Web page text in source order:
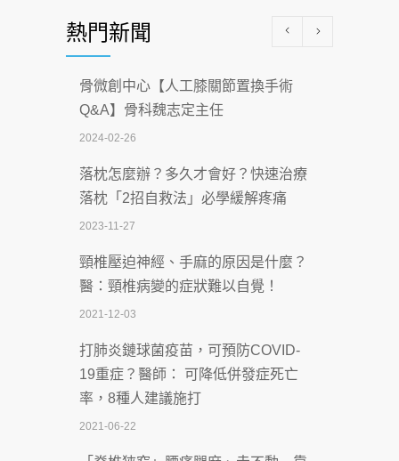
科能量
2026-07-08
沒菸酒也瀕臨洗腎？65歲男靠「這習
慣」逆轉腎功能 醫揭3招救命
2026-07-08
體溫飆破41度！醫連收兩例中暑病例：
致死率達8成
2026-07-07
深耕萬華55年 西園醫院回顧發展歷程與
智慧 醫療布局
2026-07-06
【115年臺北市「防癌保衛戰：健康好禮
一手刮」】 宣導
2026-07-02
熱門新聞
骨微創中心【人工膝關節置換手術
Q&A】骨科魏志定主任
2024-02-26
落枕怎麼辦？多久才會好？快速治療
落枕「2招自救法」必學緩解疼痛
2023-11-27
頸椎壓迫神經、手麻的原因是什麼？
醫：頸椎病變的症狀難以自覺！
2021-12-03
打肺炎鏈球菌疫苗，可預防COVID-
19重症？醫師： 可降低併發症死亡
率，8種人建議施打
2021-06-22